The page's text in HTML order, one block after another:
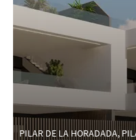
PILAR DE LA HORADADA,